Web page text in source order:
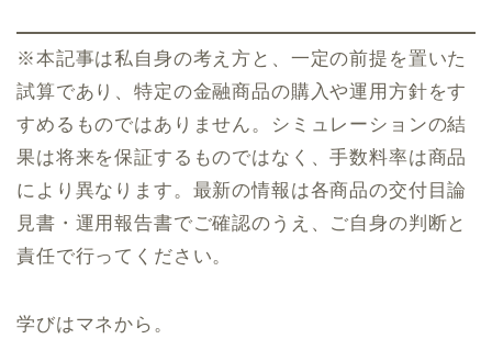
※本記事は私自身の考え方と、一定の前提を置いた
試算であり、特定の金融商品の購入や運用方針をす
すめるものではありません。シミュレーションの結
果は将来を保証するものではなく、手数料率は商品
により異なります。最新の情報は各商品の交付目論
見書・運用報告書でご確認のうえ、ご自身の判断と
責任で行ってください。
学びはマネから。